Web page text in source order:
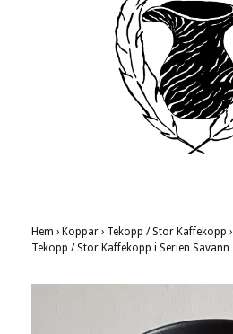
Hem › Koppar › Tekopp / Stor Kaffekopp ›
Tekopp / Stor Kaffekopp i Serien Savann